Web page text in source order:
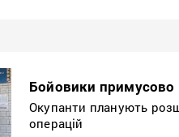
Бойовики примусово
Окупанти планують
операцій